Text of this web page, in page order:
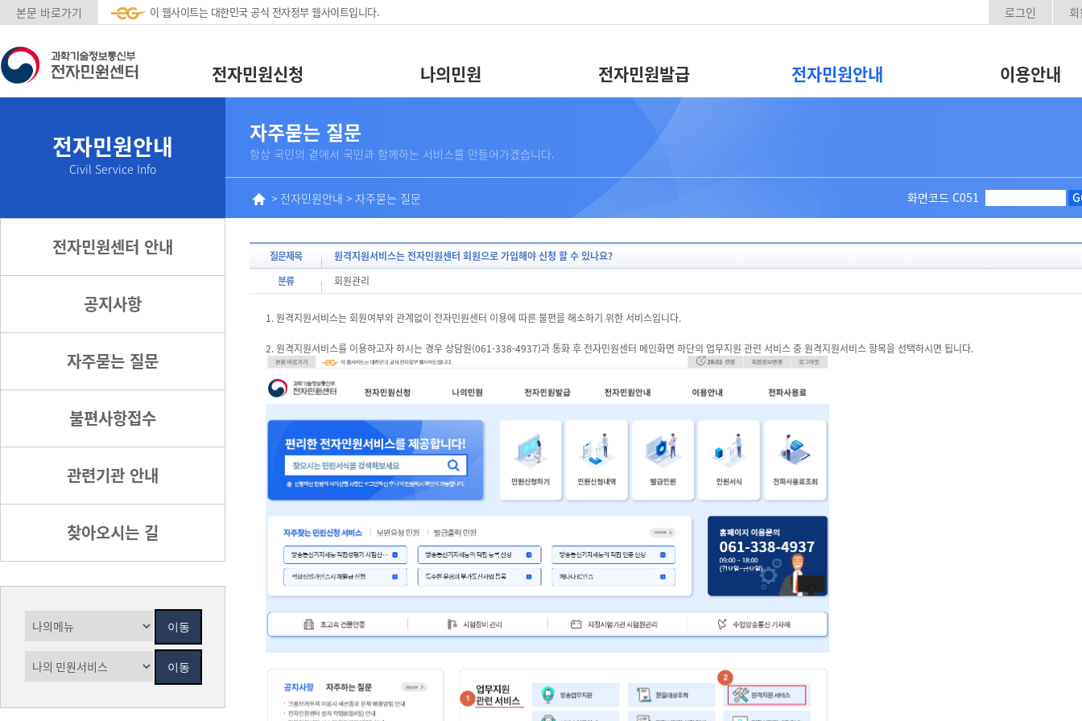
본문 바로가기 이 웹사이트는 대한민국 공식 전자정부 웹사이트입니다. 로그인
전자민원신청 나의민원 전자민원발급 전자민원안내 이용안내
전자민원안내
Civil Service Info
전자민원센터 안내
공지사항
자주묻는 질문
불편사항접수
관련기관 안내
찾아오시는 길
자주묻는 질문
항상 국민의 곁에서 국민과 함께하는 서비스를 만들어가겠습니다.
> 전자민원안내 > 자주묻는 질문 화면코드 C051
질문제목
원격지원서비스는 전자민원센터 회원으로 가입해야 신청 할 수 있나요?
분류
회원관리
1. 원격지원서비스는 회원여부와 관계없이 전자민원센터 이용에 따른 불편을 해소하기 위한 서비스입니다.
2. 원격지원서비스를 이용하고자 하시는 경우 상담원(061-338-4937)과 통화 후 전자민원센터 메인화면 하단의 업무지원 관련 서비스 중 원격지원서비스 항목을 선택하시면 됩니다.